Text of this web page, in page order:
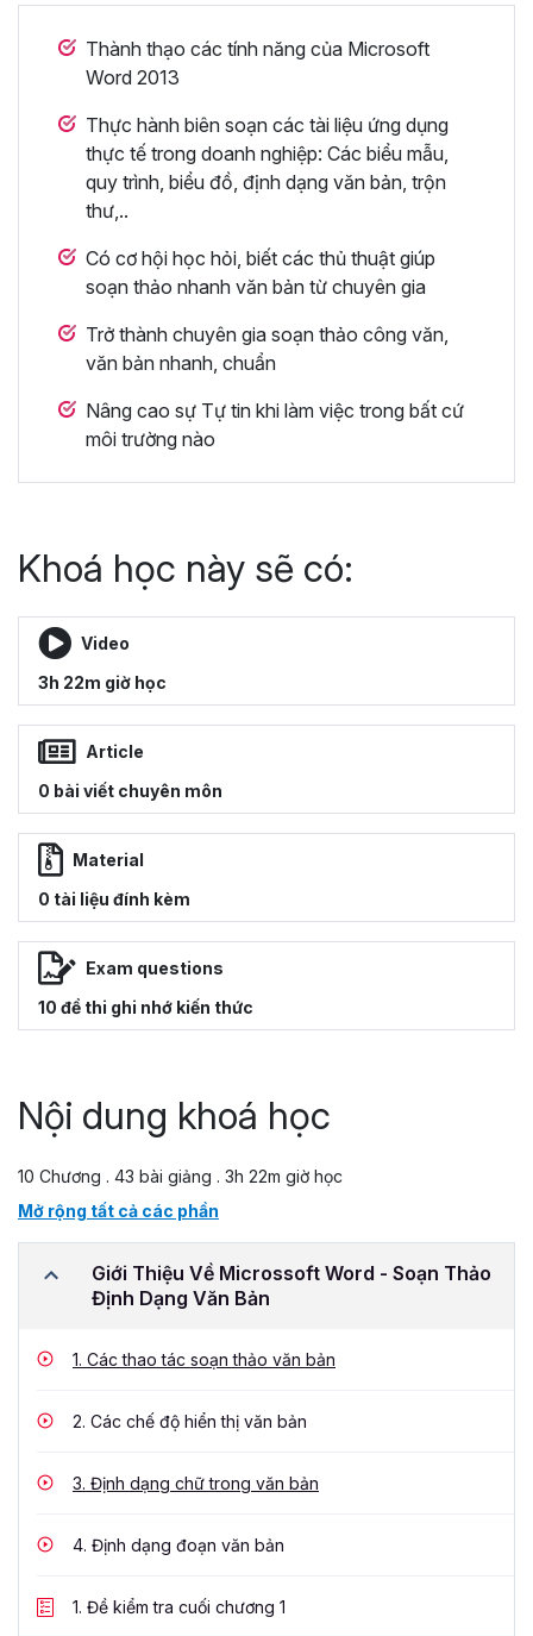
Thành thạo các tính năng của Microsoft
Word 2013
Thực hành biên soạn các tài liệu ứng dụng
thực tế trong doanh nghiệp: Các biểu mẫu,
quy trình, biểu đồ, định dạng văn bản, trộn
thư,..
Có cơ hội học hỏi, biết các thủ thuật giúp
soạn thảo nhanh văn bản từ chuyên gia
Trở thành chuyên gia soạn thảo công văn,
văn bản nhanh, chuẩn
Nâng cao sự Tự tin khi làm việc trong bất cứ
môi trường nào
Khoá học này sẽ có:
Video
3h 22m giờ học
Article
0 bài viết chuyên môn
Material
0 tài liệu đính kèm
Exam questions
10 đề thi ghi nhớ kiến thức
Nội dung khoá học
10 Chương . 43 bài giảng . 3h 22m giờ học
Mở rộng tất cả các phần
Giới Thiệu Về Microssoft Word - Soạn Thảo
Định Dạng Văn Bản
1. Các thao tác soạn thảo văn bản
2. Các chế độ hiển thị văn bản
3. Định dạng chữ trong văn bản
4. Định dạng đoạn văn bản
1. Đề kiểm tra cuối chương 1